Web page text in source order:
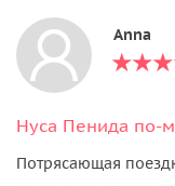
Anna
Потрясающая